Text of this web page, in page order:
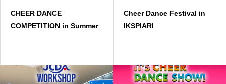
CHEER DANCE
COMPETITION in Summer
Cheer Dance Festival in
IKSPIARI